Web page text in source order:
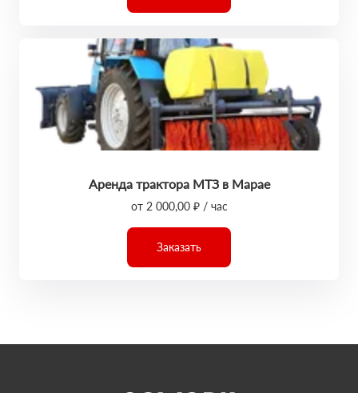
Аренда трактора МТЗ в Марае
от 2 000,00 ₽ / час
Заказать